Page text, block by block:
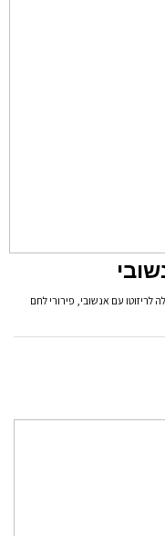
עם אנשובי, פירורי לחם